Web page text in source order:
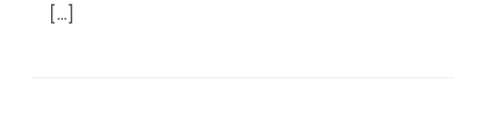
[…]